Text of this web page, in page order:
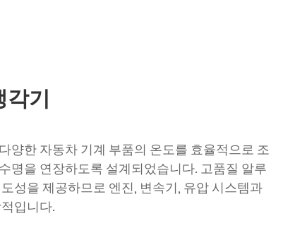
각기
양한 자동차 기계 부품의 온도를 효율적으로 조
명을 연장하도록 설계되었습니다. 고품질 알루
성을 제공하므로 엔진, 변속기, 유압 시스템과
입니다.